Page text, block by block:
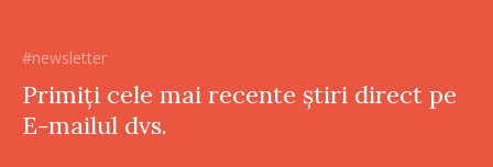
#newsletter
Primiți cele mai recente știri direct pe
E-mailul dvs.